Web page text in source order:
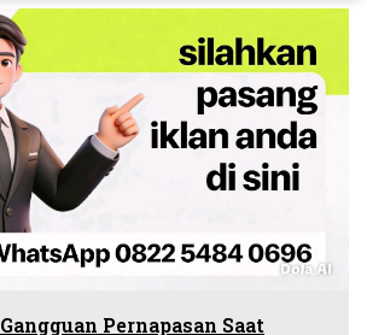
Gangguan Pernapasan Saat